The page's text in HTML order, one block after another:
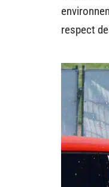
respect